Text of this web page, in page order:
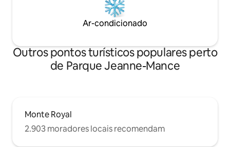
Ar-condicionado
Outros pontos turísticos populares perto
de Parque Jeanne-Mance
Monte Royal
2.903 moradores locais recomendam